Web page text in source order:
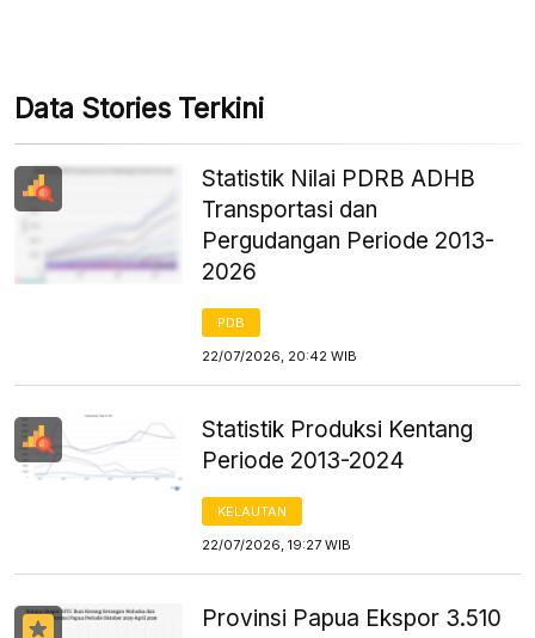
Data Stories Terkini
Statistik Nilai PDRB ADHB
Transportasi dan
Pergudangan Periode 2013-
2026
PDB
22/07/2026, 20:42 WIB
Statistik Produksi Kentang
Periode 2013-2024
KELAUTAN
22/07/2026, 19:27 WIB
Provinsi Papua Ekspor 3.510